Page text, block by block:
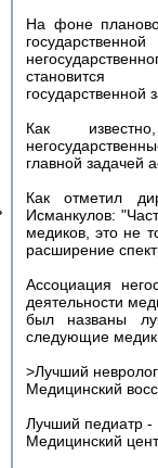
На фоне
становится
государственной
Как
главной задачей
Как отметил
Исманкулов:
медиков, это не
расширение
Ассоциация
деятельности
был названы
следующие
>Лучший
Медицинский
Лучший педиатр -
Медицинский